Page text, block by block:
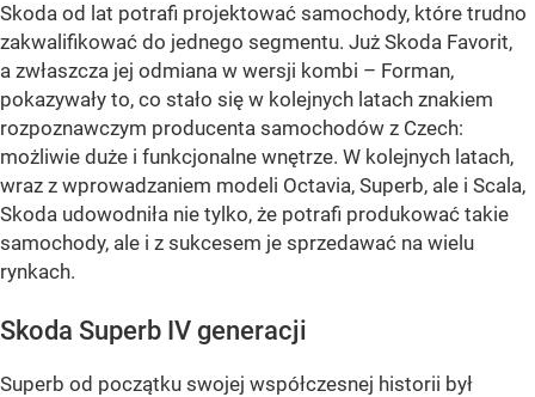
Skoda od lat potrafi projektować samochody, które trudno
zakwalifikować do jednego segmentu. Już Skoda Favorit,
a zwłaszcza jej odmiana w wersji kombi – Forman,
pokazywały to, co stało się w kolejnych latach znakiem
rozpoznawczym producenta samochodów z Czech:
możliwie duże i funkcjonalne wnętrze. W kolejnych latach,
wraz z wprowadzaniem modeli Octavia, Superb, ale i Scala,
Skoda udowodniła nie tylko, że potrafi produkować takie
samochody, ale i z sukcesem je sprzedawać na wielu
rynkach.
Skoda Superb IV generacji
Superb od początku swojej współczesnej historii był